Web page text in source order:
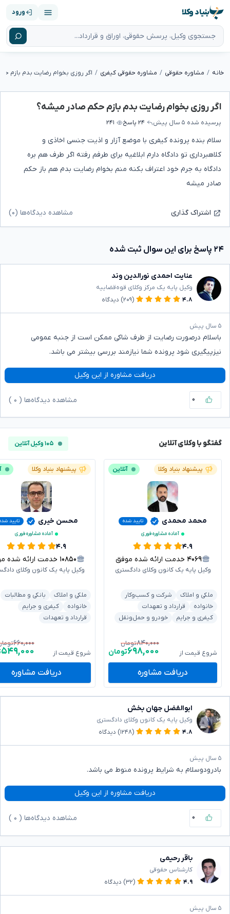
بنیاد وکلا ورود
خانه مشاوره حقوقی مشاوره حقوقی کیفری اگر روزی بخوام رضایت بدم بازم
اگر روزی بخوام رضایت بدم بازم حکم صادر میشه؟
پرسیده شده ۵ سال پیش ۲۴ پاسخ ۲۴۱
سلام بنده پرونده کیفری با موضع آزار و اذیت جنسی اخاذی و
کلاهبرداری تو دادگاه دارم ابلاغیه برای طرفم رفته اگر طرف هم بره
دادگاه به جرم خود اعتراف بکنه منم بخوام رضایت بدم هم باز حکم
صادر میشه
اشتراک گذاری مشاهده دیدگاه‌ها (۰)
۲۴ پاسخ برای این سوال ثبت شده
عنایت احمدی نورالدین وند
وکیل پایه یک مرکز وکلای قوه‌قضاییه
۴.۸
(۲۰۹) دیدگاه
۵ سال پیش
باسلام درصورت رضایت از طرف شاکی ممکن است از جنبه عمومی
نیزپیگیری شود پرونده شما نیازمند بررسی بیشتر می باشد.
دریافت مشاوره از این وکیل
۰ مشاهده دیدگاه‌ها ( ۰
گفتگو با وکلای آنلاین ۱۰۵ وکیل آنلاین
پیشنهاد بنیاد وکلا آنلاین
محمد محمدی
تایید شده
آماده مشاوره فوری
۴.۹
۴۰۶۹ خدمت ارائه شده موفق
وکیل پایه یک کانون وکلای دادگستری
ملکی و املاک
شرکت و کسب‌وکار
خانواده
قرارداد و تعهدات
کیفری و جرایم
خودرو و حمل‌ونقل
شروع قیمت از
۸۴۰,۰۰۰تومان
۶۹۸,۰۰۰تومان
دریافت مشاوره
پیشنهاد بنیاد وکلا
محسن خیری
تایید
آماده مشاوره فوری
۴.۹
۱۰۸۵۰ خدمت ارائه شده موفق
وکیل پایه یک کانون وکلای
ملکی و املاک
بانکی و مطالبات
خانواده
کیفری و جرایم
قرارداد و تعهدات
شروع قیمت از
۶۶۰,۰۰۰
۵۴۹,۰۰۰
دریافت مشاوره
ابوالفضل جهان بخش
وکیل پایه یک کانون وکلای دادگستری
۴.۸
(۱۲۴۸) دیدگاه
۵ سال پیش
بادرودوسلام به شرایط پرونده منوط می باشد.
دریافت مشاوره از این وکیل
۰ مشاهده دیدگاه‌ها ( ۰
باقر رحیمی
کارشناس حقوقی
۴.۹
(۳۲) دیدگاه
۵ سال پیش